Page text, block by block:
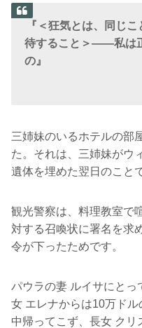
『＜狂気とは、同じ
待すること＞――私は
の』
三姉妹のいるホテルの部
た。それは、三姉妹がウ
遺体を埋めた翌日のこと
観光警察は、料理教室で
対する召喚状に署名を求
令が下ったためです。
パウラの妻 ルイサにとっ
女 エレナからは10万ド
中帰ってこず、長女 ク